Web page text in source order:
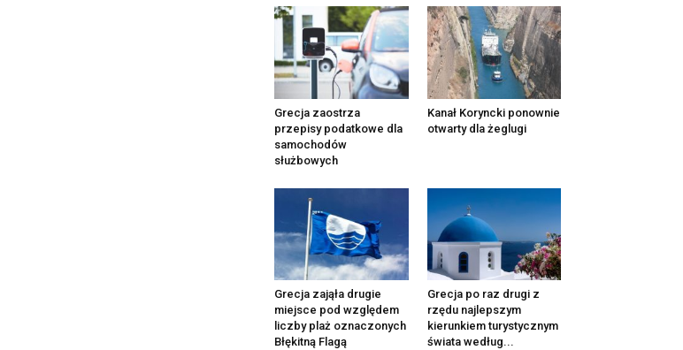
Grecja zaostrza
przepisy podatkowe dla
samochodów
służbowych
Kanał Koryncki ponownie
otwarty dla żeglugi
Grecja zająła drugie
miejsce pod względem
liczby plaż oznaczonych
Błękitną Flagą
Grecja po raz drugi z
rzędu najlepszym
kierunkiem turystycznym
świata według...